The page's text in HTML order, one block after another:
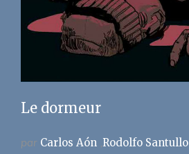
Le dormeur
par Carlos Aón Rodolfo Santullo